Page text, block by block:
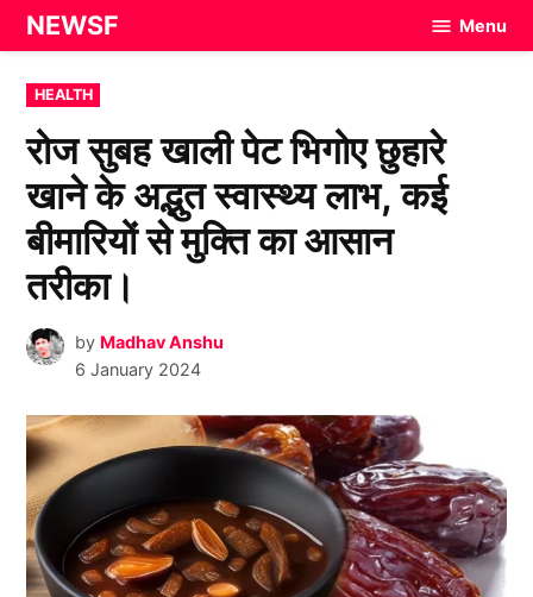
Skip
to
content
NEWSF Menu
POSTED
IN
HEALTH
रोज सुबह खाली पेट भिगोए छुहारे
खाने के अद्भुत स्वास्थ्य लाभ, कई
बीमारियों से मुक्ति का आसान
तरीका।
by Madhav Anshu
6 January 2024